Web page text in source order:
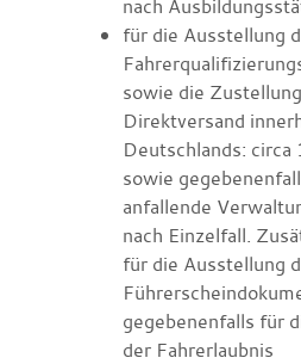
nach
für die Ausstellung
sowie die
Direktversand
Deutschlands: circa
sowie
anfallende
nach Einzelfall.
für die Ausstellung
gegebenenfalls für
der Fahrerlaubnis